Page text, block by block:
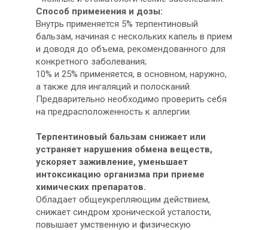
Способ применения и дозы:
Внутрь применяется 5% терпентиновый
бальзам, начиная с нескольких капель в прием
и доводя до объема, рекомендованного для
конкретного заболевания;
10% и 25% применяется, в основном, наружно,
а также для ингаляций и полосканий.
Предварительно необходимо проверить себя
на предрасположенность к аллергии.
Терпентиновый бальзам снижает или
устраняет нарушения обмена веществ,
ускоряет заживление, уменьшает
интоксикацию организма при приеме
химических препаратов.
Обладает общеукрепляющим действием,
снижает синдром хронической усталости,
повышает умственную и физическую